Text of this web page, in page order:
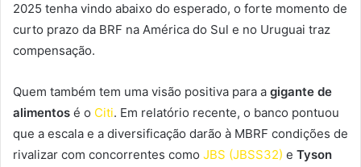
2025 tenha vindo abaixo do esperado, o forte momento de
curto prazo da BRF na América do Sul e no Uruguai traz
compensação.
Quem também tem uma visão positiva para a gigante de
alimentos é o Citi. Em relatório recente, o banco pontuou
que a escala e a diversificação darão à MBRF condições de
rivalizar com concorrentes como JBS (JBSS32) e Tyson